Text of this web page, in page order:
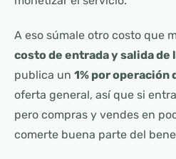
A eso súmale otro costo que
costo de entrada y salida de
publica un 1% por
oferta general, así que si
pero compras y vendes en
comerte buena parte del